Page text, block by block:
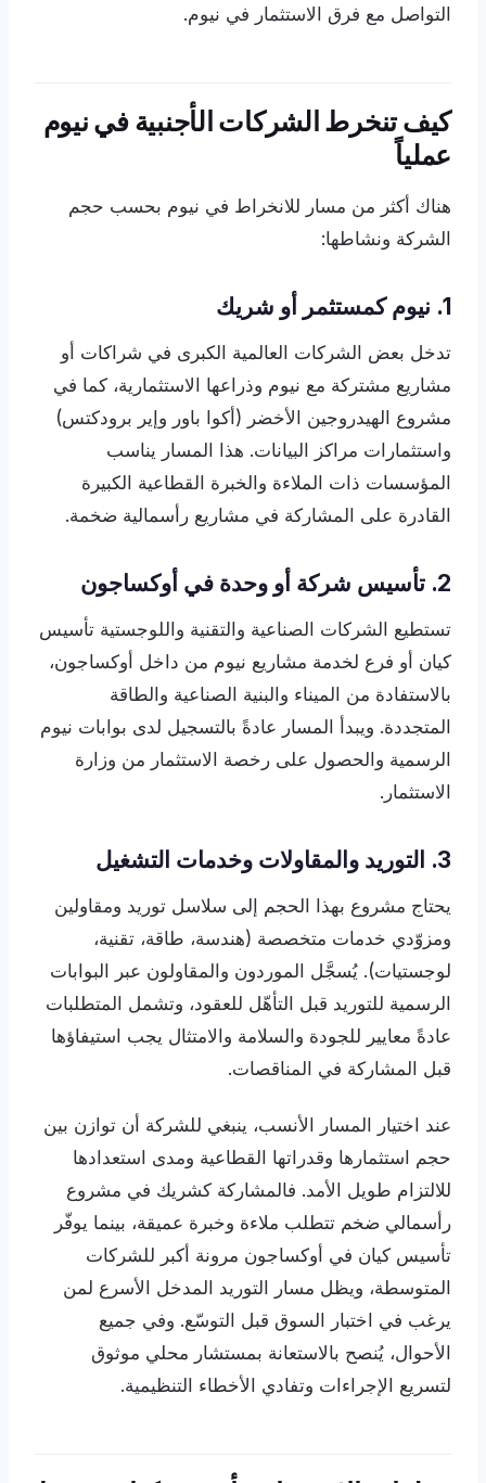
التواصل مع فرق الاستثمار في نيوم.
كيف تنخرط الشركات الأجنبية في نيوم
عملياً
هناك أكثر من مسار للانخراط في نيوم بحسب حجم
الشركة ونشاطها:
1. نيوم كمستثمر أو شريك
تدخل بعض الشركات العالمية الكبرى في شراكات أو
مشاريع مشتركة مع نيوم وذراعها الاستثمارية، كما في
مشروع الهيدروجين الأخضر (أكوا باور وإير برودكتس)
واستثمارات مراكز البيانات. هذا المسار يناسب
المؤسسات ذات الملاءة والخبرة القطاعية الكبيرة
القادرة على المشاركة في مشاريع رأسمالية ضخمة.
2. تأسيس شركة أو وحدة في أوكساجون
تستطيع الشركات الصناعية والتقنية واللوجستية تأسيس
كيان أو فرع لخدمة مشاريع نيوم من داخل أوكساجون،
بالاستفادة من الميناء والبنية الصناعية والطاقة
المتجددة. ويبدأ المسار عادةً بالتسجيل لدى بوابات نيوم
الرسمية والحصول على رخصة الاستثمار من وزارة
الاستثمار.
3. التوريد والمقاولات وخدمات التشغيل
يحتاج مشروع بهذا الحجم إلى سلاسل توريد ومقاولين
ومزوّدي خدمات متخصصة (هندسة، طاقة، تقنية،
لوجستيات). يُسجَّل الموردون والمقاولون عبر البوابات
الرسمية للتوريد قبل التأهّل للعقود، وتشمل المتطلبات
عادةً معايير للجودة والسلامة والامتثال يجب استيفاؤها
قبل المشاركة في المناقصات.
عند اختيار المسار الأنسب، ينبغي للشركة أن توازن بين
حجم استثمارها وقدراتها القطاعية ومدى استعدادها
للالتزام طويل الأمد. فالمشاركة كشريك في مشروع
رأسمالي ضخم تتطلب ملاءة وخبرة عميقة، بينما يوفّر
تأسيس كيان في أوكساجون مرونة أكبر للشركات
المتوسطة، ويظل مسار التوريد المدخل الأسرع لمن
يرغب في اختبار السوق قبل التوسّع. وفي جميع
الأحوال، يُنصح بالاستعانة بمستشار محلي موثوق
لتسريع الإجراءات وتفادي الأخطاء التنظيمية.